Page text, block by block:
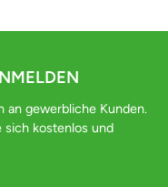
an gewerbliche Kunden.
sich kostenlos und